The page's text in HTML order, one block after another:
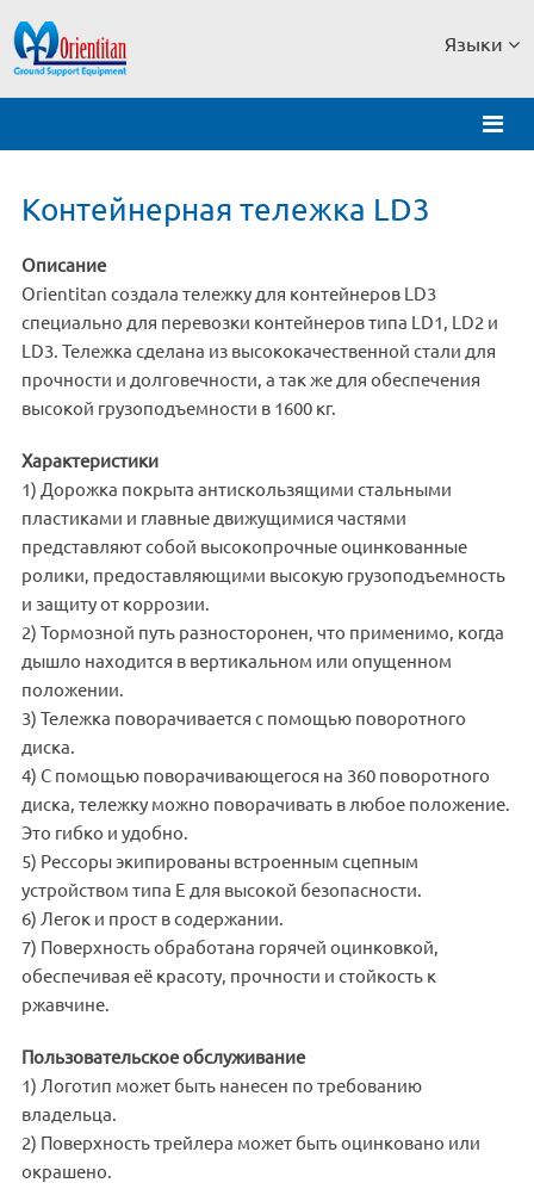
Языки
Контейнерная тележка LD3
Описание
Orientitan создала тележку для контейнеров LD3
специально для перевозки контейнеров типа LD1, LD2 и
LD3. Тележка сделана из высококачественной стали для
прочности и долговечности, а так же для обеспечения
высокой грузоподъемности в 1600 кг.
Характеристики
1) Дорожка покрыта антискользящими стальными
пластиками и главные движущимися частями
представляют собой высокопрочные оцинкованные
ролики, предоставляющими высокую грузоподъемность
и защиту от коррозии.
2) Тормозной путь разносторонен, что применимо, когда
дышло находится в вертикальном или опущенном
положении.
3) Тележка поворачивается с помощью поворотного
диска.
4) С помощью поворачивающегося на 360 поворотного
диска, тележку можно поворачивать в любое положение.
Это гибко и удобно.
5) Рессоры экипированы встроенным сцепным
устройством типа Е для высокой безопасности.
6) Легок и прост в содержании.
7) Поверхность обработана горячей оцинковкой,
обеспечивая её красоту, прочности и стойкость к
ржавчине.
Пользовательское обслуживание
1) Логотип может быть нанесен по требованию
владельца.
2) Поверхность трейлера может быть оцинковано или
окрашено.